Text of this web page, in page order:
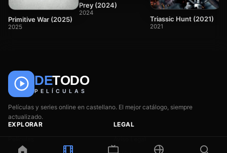
Primitive War (2025)
2025
Prey (2024)
2024
Triassic Hunt (2021)
2021
DETODO
PELÍCULAS
Películas y series online en castellano. El mejor catálogo, siempre
actualizado.
EXPLORAR
LEGAL
🎬
Películas